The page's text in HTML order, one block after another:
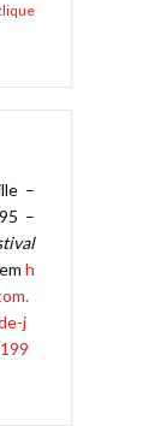
–
–
h
j